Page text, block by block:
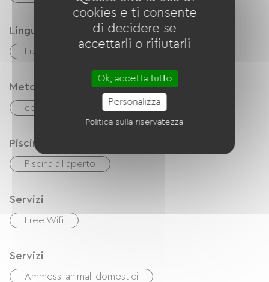
Lingue
Français
Metodi di pagamento
contanti Controlli Paypal
Piscina
Piscina all'aperto
Servizi
Free Wifi
Servizi
Ammessi animali domestici
cookies e ti consente
di decidere se
accettarli o rifiutarli
Ok, accetta tutto
Personalizza
Politica sulla riservatezza